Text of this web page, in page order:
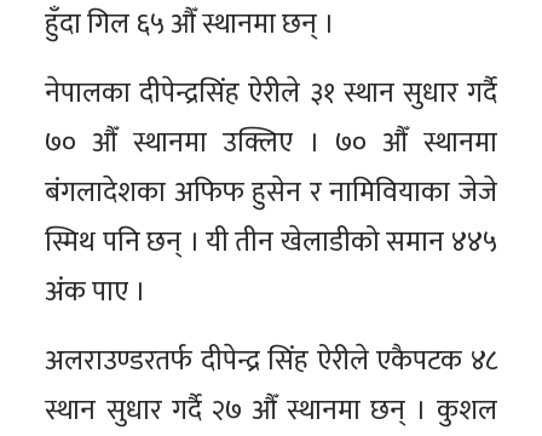
हुँदा गिल ६५ औँ स्थानमा छन् ।
नेपालका दीपेन्द्रसिंह ऐरीले ३१ स्थान सुधार गर्दै
७० औँ स्थानमा उक्लिए । ७० औँ स्थानमा
बंगलादेशका अफिफ हुसेन र नामिवियाका जेजे
स्मिथ पनि छन् । यी तीन खेलाडीको समान ४४५
अंक पाए ।
अलराउण्डरतर्फ दीपेन्द्र सिंह ऐरीले एकैपटक ४८
स्थान सुधार गर्दै २७ औँ स्थानमा छन् । कुशल